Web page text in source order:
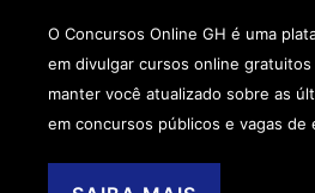
O Concursos Online GH é uma
em divulgar cursos online
manter você atualizado sobre as
em concursos públicos e vagas de